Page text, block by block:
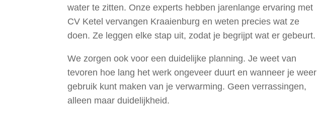
water te zitten. Onze experts hebben jarenlange ervaring met
CV Ketel vervangen Kraaienburg en weten precies wat ze
doen. Ze leggen elke stap uit, zodat je begrijpt wat er gebeurt.
We zorgen ook voor een duidelijke planning. Je weet van
tevoren hoe lang het werk ongeveer duurt en wanneer je weer
gebruik kunt maken van je verwarming. Geen verrassingen,
alleen maar duidelijkheid.